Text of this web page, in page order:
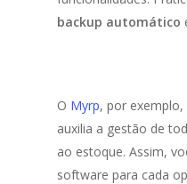
backup automático
O Myrp, por
auxilia a gestão de
ao estoque. Assim,
software para cada